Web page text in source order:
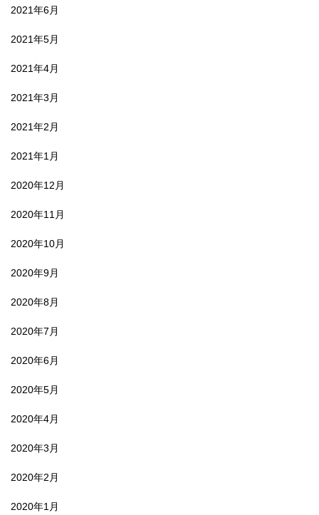
2021年6月
2021年5月
2021年4月
2021年3月
2021年2月
2021年1月
2020年12月
2020年11月
2020年10月
2020年9月
2020年8月
2020年7月
2020年6月
2020年5月
2020年4月
2020年3月
2020年2月
2020年1月